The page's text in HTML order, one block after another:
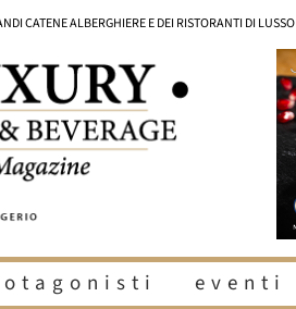
CATENE ALBERGHIERE E DEI RISTORANTI DI LUSSO
eventi